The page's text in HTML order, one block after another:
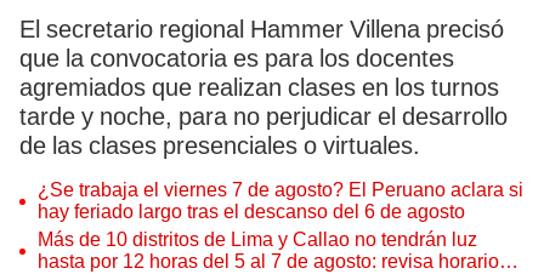
El secretario regional Hammer Villena precisó
que la convocatoria es para los docentes
agremiados que realizan clases en los turnos
tarde y noche, para no perjudicar el desarrollo
de las clases presenciales o virtuales.
¿Se trabaja el viernes 7 de agosto? El Peruano aclara si
hay feriado largo tras el descanso del 6 de agosto
Más de 10 distritos de Lima y Callao no tendrán luz
hasta por 12 horas del 5 al 7 de agosto: revisa horarios y